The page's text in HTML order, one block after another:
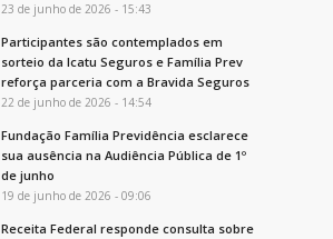
23 de junho de 2026 - 15:43
Participantes são contemplados em
sorteio da Icatu Seguros e Família Prev
reforça parceria com a Bravida Seguros
22 de junho de 2026 - 14:54
Fundação Família Previdência esclarece
sua ausência na Audiência Pública de 1º
de junho
19 de junho de 2026 - 09:06
Receita Federal responde consulta sobre